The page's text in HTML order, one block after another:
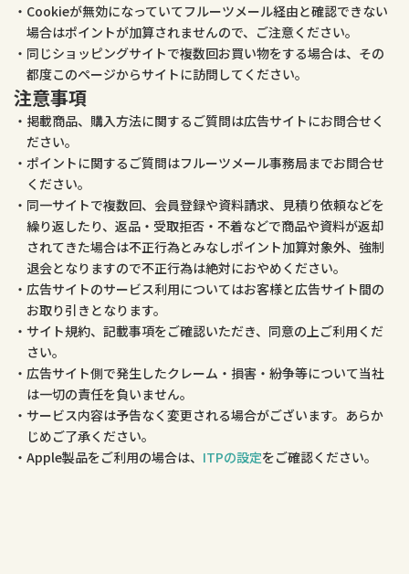
Cookieが無効になっていてフルーツメール経由と確認できない
場合はポイントが加算されませんので、ご注意ください。
同じショッピングサイトで複数回お買い物をする場合は、その
都度このページからサイトに訪問してください。
注意事項
掲載商品、購入方法に関するご質問は広告サイトにお問合せく
ださい。
ポイントに関するご質問はフルーツメール事務局までお問合せ
ください。
同一サイトで複数回、会員登録や資料請求、見積り依頼などを
繰り返したり、返品・受取拒否・不着などで商品や資料が返却
されてきた場合は不正行為とみなしポイント加算対象外、強制
退会となりますので不正行為は絶対におやめください。
広告サイトのサービス利用についてはお客様と広告サイト間の
お取り引きとなります。
サイト規約、記載事項をご確認いただき、同意の上ご利用くだ
さい。
広告サイト側で発生したクレーム・損害・紛争等について当社
は一切の責任を負いません。
サービス内容は予告なく変更される場合がございます。あらか
じめご了承ください。
Apple製品をご利用の場合は、 ITPの設定をご確認ください。